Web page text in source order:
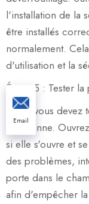
l'installation de la
être installés
normalement.
d'utilisation et la
Étape 5 : Tester la
Enfin, vous
fonctionne.
si elle s'ouvre et
des problèmes,
porte dans le
afin d'empêcher
Email